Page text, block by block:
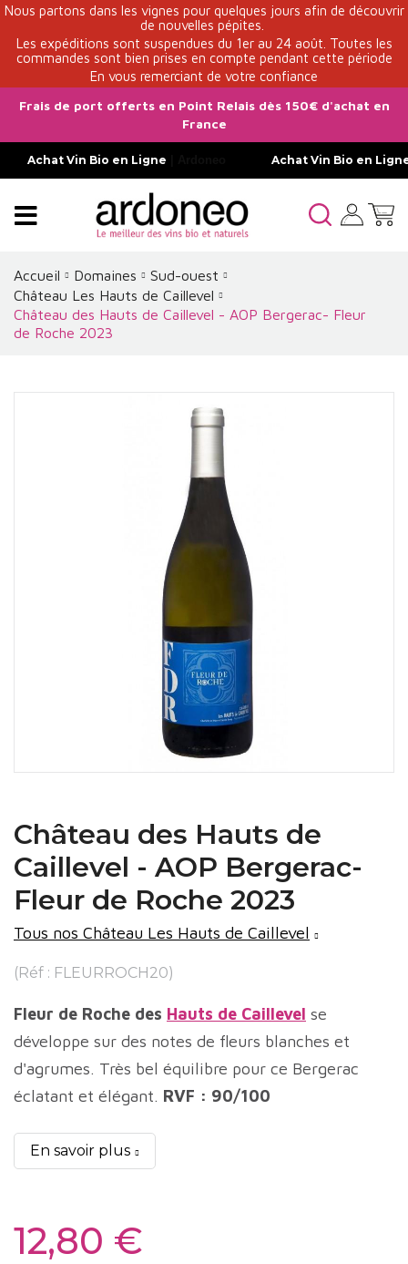
Nous partons dans les vignes pour quelques jours afin de découvrir
de nouvelles pépites.
Les expéditions sont suspendues du 1er au 24 août. Toutes les
commandes sont bien prises en compte pendant cette période
En vous remerciant de votre confiance
Frais de port offerts en Point Relais dès 150€ d'achat en
France
Achat Vin Bio en Ligne Achat Vin Bio en
Accueil Domaines
Sud-ouest
Château Les Hauts de Caillevel
Château des Hauts de Caillevel - AOP Bergerac- Fleur
de Roche 2023
Château des Hauts de
Caillevel - AOP Bergerac-
Fleur de Roche 2023
Tous nos Château Les Hauts de Caillevel
(Réf : FLEURROCH20)
Fleur de Roche des Hauts de Caillevel se
développe sur des notes de fleurs blanches et
d'agrumes. Très bel équilibre pour ce Bergerac
éclatant et élégant. RVF : 90/100
En savoir plus
12,80 €